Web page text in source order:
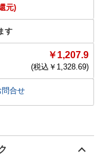
元)
す
￥1,207.9
(税込￥ 1,328.69)
問合せ